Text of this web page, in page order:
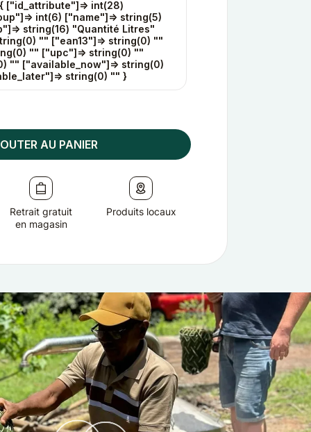
["id_attribute"]=> int(28)
int(6) ["name"]=> string(5)
string(16) "Quantité Litres"
"" ["ean13"]=> string(0) ""
"" ["upc"]=> string(0) ""
"" ["available_now"]=> string(0)
string(0) "" }
AU PANIER
Retrait gratuit
en magasin
Produits locaux